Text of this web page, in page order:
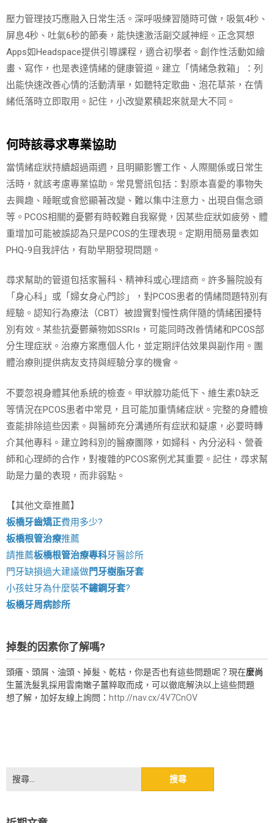
壓力管理技巧應融入日常生活。深呼吸練習隨時可做，吸氣4秒、
屏息4秒、吐氣6秒的節奏，能快速激活副交感神經。正念冥想
Apps如Headspace提供引導課程，適合初學者。創作性活動如繪
畫、寫作，也是表達情緒的健康管道。建立「情緒急救箱」：列
出能快速改善心情的活動清單，如聽特定歌曲、泡花草茶，在情
緒低落時立即取用。記住，小改變累積起來就是大不同。
何時該尋求專業協助
當情緒症狀持續超過兩週，且明顯影響工作、人際關係或日常生
活時，就該考慮專業協助。常見警訊包括：對原本喜愛的事物失
去興趣、睡眠或食慾顯著改變、難以集中注意力、出現自傷念頭
等。PCOS相關的憂鬱有時較難自我察覺，因某些症狀如疲勞、體
重增加可能被誤認為只是PCOS的生理表現。定期用簡易量表如
PHQ-9自我評估，有助早期發現問題。
尋求幫助的管道包括家醫科、精神科或心理諮商。許多醫院設有
「身心科」或「婦女身心門診」，對PCOS患者的情緒問題特別有
經驗。認知行為療法（CBT）被證實對慢性病伴隨的情緒困擾特
別有效。某些抗憂鬱藥物如SSRIs，可能同時改善情緒和PCOS部
分生理症狀。治療方案應個人化，並定期評估效果與副作用。團
體治療則提供病友支持與經驗分享的機會。
不要忽視身體其他系統的檢查。甲狀腺功能低下、維生素D缺乏
等情況在PCOS患者中常見，且可能加重情緒症狀。完整的身體檢
查能排除這些因素。與醫師充分溝通所有症狀和疑慮，必要時轉
介其他專科。建立跨科別的醫療團隊，如婦科、內分泌科、營養
師和心理師的合作，對複雜的PCOS案例尤其重要。記住，尋求幫
助是力量的表現，而非弱點。
【其他文章推薦】
板橋牙齒矯正費用多少?
板橋根管治療推薦
請推薦板橋根管治療專科牙醫診所
門牙缺損過大建議做門牙樹脂牙套
小孩蛀牙為什麼裝不鏽鋼牙套?
板橋牙周病診所
掉髮的因素你了解嗎?
頭癢、頭屑、油頭、掉髮、乾枯，你是否也有這些問題呢？現在麼尚
生薑洗髮乳採用雲南嫩子薑粹取而成，可以徹底解決以上這些問題
想了解，加好友線上詢問： http://nav.cx/4V7CnOV
搜
尋